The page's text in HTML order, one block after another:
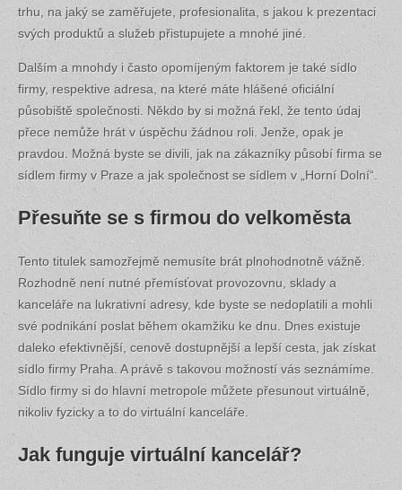
trhu, na jaký se zaměřujete, profesionalita, s jakou k prezentaci
svých produktů a služeb přistupujete a mnohé jiné.
Dalším a mnohdy i často opomíjeným faktorem je také sídlo
firmy, respektive adresa, na které máte hlášené oficiální
působiště společnosti. Někdo by si možná řekl, že tento údaj
přece nemůže hrát v úspěchu žádnou roli. Jenže, opak je
pravdou. Možná byste se divili, jak na zákazníky působí firma se
sídlem firmy v Praze a jak společnost se sídlem v „Horní Dolní“.
Přesuňte se s firmou do velkoměsta
Tento titulek samozřejmě nemusíte brát plnohodnotně vážně.
Rozhodně není nutné přemísťovat provozovnu, sklady a
kanceláře na lukrativní adresy, kde byste se nedoplatili a mohli
své podnikání poslat během okamžiku ke dnu. Dnes existuje
daleko efektivnější, cenově dostupnější a lepší cesta, jak získat
sídlo firmy Praha. A právě s takovou možností vás seznámíme.
Sídlo firmy si do hlavní metropole můžete přesunout virtuálně,
nikoliv fyzicky a to do virtuální kanceláře.
Jak funguje virtuální kancelář?